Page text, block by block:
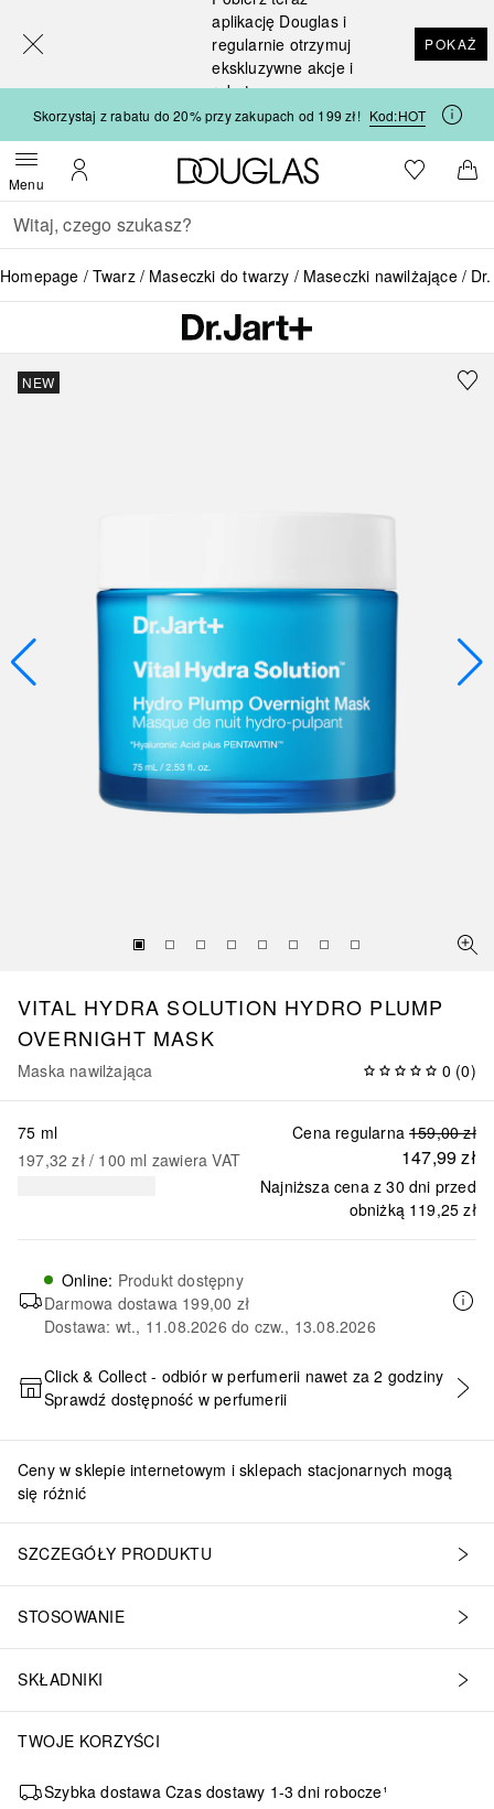
aplikację Douglas i
regularnie otrzymuj
ekskluzywne akcje i
rabaty
POKAŻ
Skorzystaj z rabatu do 20% przy zakupach od 199 zł! Kod:HOT
MenuOtwórz menuMoje konto
Strona główna Douglas
Do listyDo
Wracać
Wykonaj wyszukiwanie
Homepage Twarz Maseczki do twarzy Maseczki nawilżające
NEW
VITAL HYDRA SOLUTION HYDRO PLUMP
OVERNIGHT MASK
Maska nawilżająca 0 (0)
Cena regularna 159,00 zł
147,99 zł
Najniższa cena z 30 dni przed
obniżką 119,25 zł
75 ml
197,32 zł / 100 ml zawiera VAT
Online: Produkt dostępny
Darmowa dostawa 199,00 zł
Dostawa: wt., 11.08.2026 do czw., 13.08.2026
DODAJ DO KOSZYKA
Click & Collect - odbiór w perfumerii nawet za 2 godziny
Sprawdź dostępność w perfumerii
Ceny w sklepie internetowym i sklepach stacjonarnych mogą
się różnić
SZCZEGÓŁY PRODUKTU
STOSOWANIE
SKŁADNIKI
TWOJE KORZYŚCI
Szybka dostawa Czas dostawy 1-3 dni robocze¹
[navigation.slideout.screenreader]